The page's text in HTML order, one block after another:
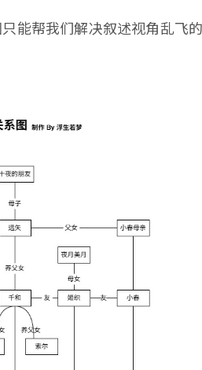
能帮我们解决叙述视角乱飞